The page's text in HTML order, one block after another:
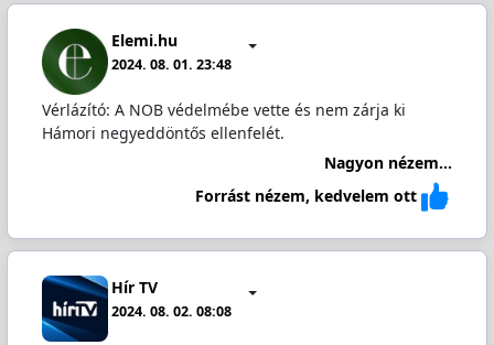
Elemi.hu
2024. 08. 01. 23:48
Vérlázító: A NOB védelmébe vette és nem zárja ki
Hámori negyeddöntős ellenfelét.
Nagyon nézem...
Forrást nézem, kedvelem ott
Hír TV
2024. 08. 02. 08:08